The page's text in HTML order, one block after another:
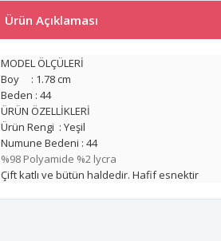
Ürün Açıklaması
MODEL ÖLÇÜLERİ
Boy : 1.78 cm
Beden : 44
ÜRÜN ÖZELLİKLERİ
Ürün Rengi : Yeşil
Numune Bedeni : 44
%98 Polyamide %2 lycra
Çift katlı ve bütün haldedir. Hafif esnektir